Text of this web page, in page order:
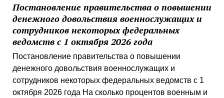
Постановление правительства о повышении
денежного довольствия военнослужащих и
сотрудников некоторых федеральных
ведомств с 1 октября 2026 года
Постановление правительства о повышении
денежного довольствия военнослужащих и
сотрудников некоторых федеральных ведомств с 1
октября 2026 года На сколько процентов военным и